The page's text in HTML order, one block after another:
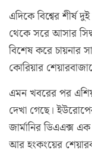
এদিকে বিশ্বের শীর্ষ
থেকে সরে আসার
বিশেষ করে চায়নার
কোরিয়ার
এমন খবরের পর
দেখা গেছে।
জার্মানির ডিএএক্স
আর হংকংয়ের